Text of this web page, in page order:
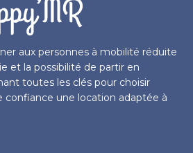
aux personnes à mobilité réduite
et la possibilité de partir en
toutes les clés pour choisir
une location adaptée à